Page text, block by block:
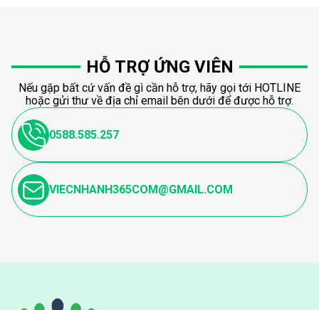
HỖ TRỢ ỨNG VIÊN
Nếu gặp bất cứ vấn đề gì cần hỗ trợ, hãy gọi tới HOTLINE
hoặc gửi thư về địa chỉ email bên dưới để được hỗ trợ.
0588.585.257
VIECNHANH365COM@GMAIL.COM